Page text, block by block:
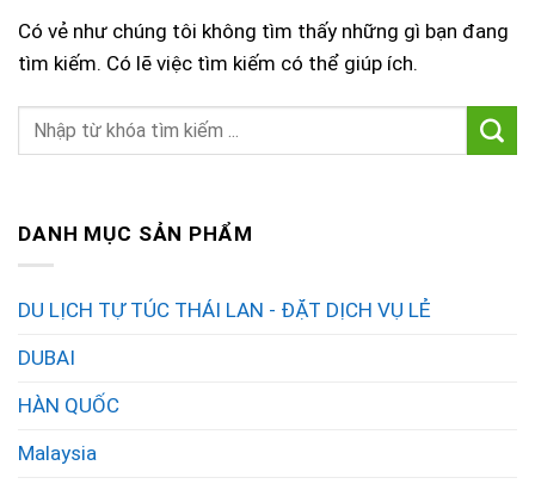
Có vẻ như chúng tôi không tìm thấy những gì bạn đang
tìm kiếm. Có lẽ việc tìm kiếm có thể giúp ích.
DANH MỤC SẢN PHẨM
DU LỊCH TỰ TÚC THÁI LAN - ĐẶT DỊCH VỤ LẺ
DUBAI
HÀN QUỐC
Malaysia